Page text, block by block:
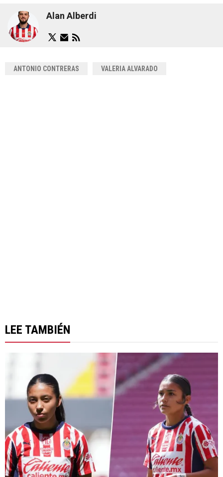
Alan Alberdi
ANTONIO CONTRERAS VALERIA ALVARADO
LEE TAMBIÉN